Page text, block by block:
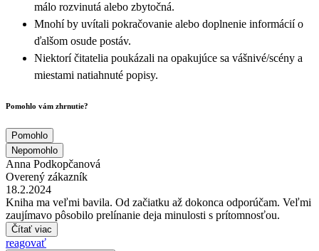
málo rozvinutá alebo zbytočná.
Mnohí by uvítali pokračovanie alebo doplnenie informácií o
ďalšom osude postáv.
Niektorí čitatelia poukázali na opakujúce sa vášnivé/scény a
miestami natiahnuté popisy.
Pomohlo vám zhrnutie?
Pomohlo
Nepomohlo
Anna Podkopčanová
Overený zákazník
18.2.2024
Kniha ma veľmi bavila. Od začiatku až dokonca odporúčam. Veľmi
zaujímavo pôsobilo prelínanie deja minulosti s prítomnosťou.
Čítať viac
reagovať